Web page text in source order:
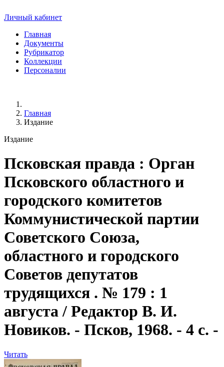
Личный кабинет
Главная
Документы
Рубрикатор
Коллекции
Персоналии
Главная
Издание
Издание
Псковская правда : Орган
Псковского областного и
городского комитетов
Коммунистической партии
Советского Союза,
областного и городского
Советов депутатов
трудящихся . № 179 : 1
августа / Редактор В. И.
Новиков. - Псков, 1968. - 4 с. -
Читать